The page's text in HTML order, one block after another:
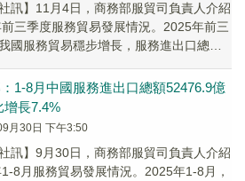
社訊】11月4日，商務部服貿司負責人介紹
三季度服務貿易發展情況。2025年前三
國服務貿易穩步增長，服務進出口總額
1-8月中國服務進出口總額52476.9億
增長7.4%
月30日 下午3:50
社訊】9月30日，商務部服貿司負責人介紹
8月服務貿易發展情況。2025年1-8月，